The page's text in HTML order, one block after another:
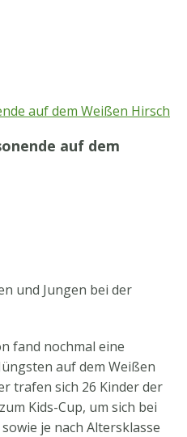
auf dem Weißen Hirsch
auf dem
und Jungen bei der
fand nochmal eine
auf dem Weißen
trafen sich 26 Kinder der
Kids-Cup, um sich bei
je nach Altersklasse